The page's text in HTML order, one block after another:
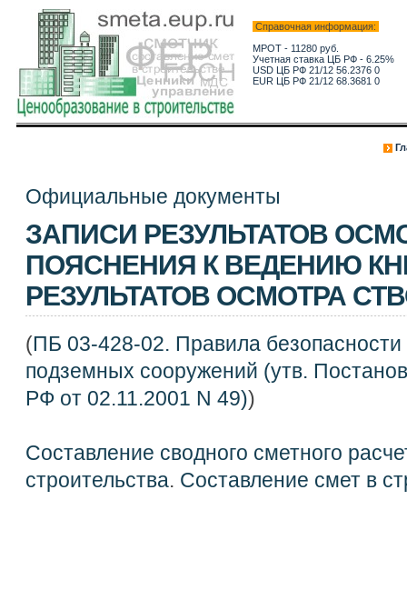
Справочная информация:
МРОТ - 11280 руб.
Учетная ставка ЦБ РФ - 6.25%
USD ЦБ РФ 21/12 56.2376 0
EUR ЦБ РФ 21/12 68.3681 0
Официальные документы
ЗАПИСИ РЕЗУЛЬТАТОВ
ПОЯСНЕНИЯ К ВЕДЕНИЮ
РЕЗУЛЬТАТОВ ОСМОТРА
(ПБ 03-428-02. Правила безопасности
подземных сооружений (утв.
РФ от 02.11.2001 N 49))
Составление сводного сметного
строительства. Составление смет в